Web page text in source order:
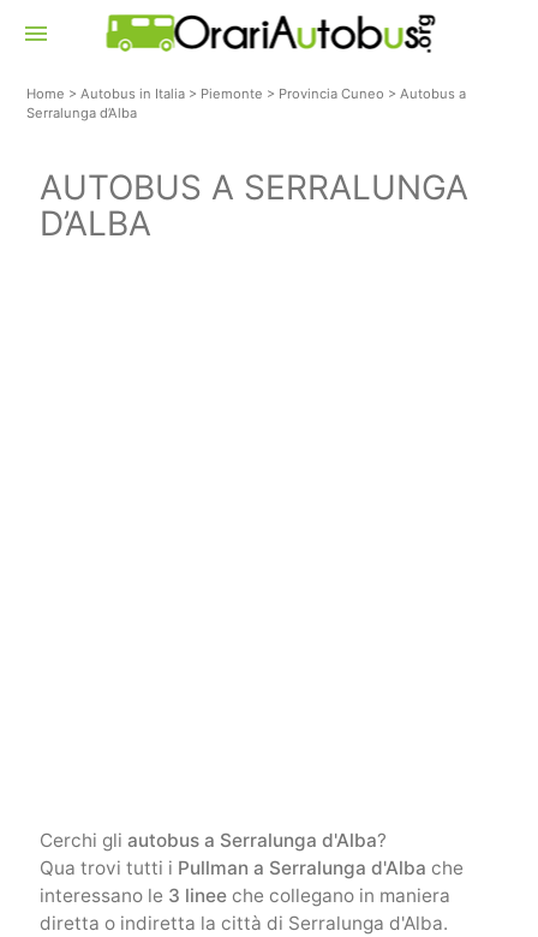
menu
Home >Autobus in Italia > Piemonte > Provincia Cuneo >Autobus a
Serralunga d’Alba
AUTOBUS A SERRALUNGA
D’ALBA
Cerchi gli autobus a Serralunga d'Alba?
Qua trovi tutti i Pullman a Serralunga d'Alba che
interessano le 3 lineeche collegano in maniera
diretta o indiretta la città di Serralunga d'Alba.